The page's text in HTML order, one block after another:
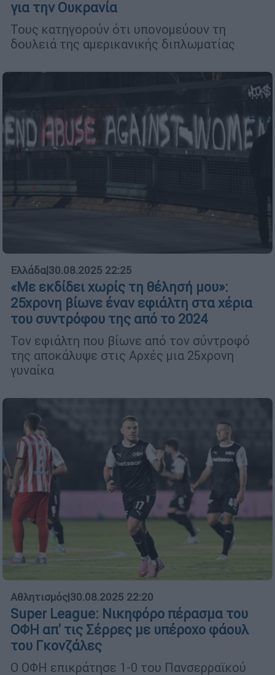
για την Ουκρανία
Τους κατηγορούν ότι υπονομεύουν τη
δουλειά της αμερικανικής διπλωματίας
Ελλάδα|30.08.2025 22:25
«Με εκδίδει χωρίς τη θέλησή μου»:
25χρονη βίωνε έναν εφιάλτη στα χέρια
του συντρόφου της από το 2024
Τον εφιάλτη που βίωνε από τον σύντροφό
της αποκάλυψε στις Αρχές μια 25χρονη
γυναίκα
Αθλητισμός|30.08.2025 22:20
Super League: Νικηφόρο πέρασμα του
ΟΦΗ απ' τις Σέρρες με υπέροχο φάουλ
του Γκονζάλες
Ο ΟΦΗ επικράτησε 1-0 του Πανσερραϊκού